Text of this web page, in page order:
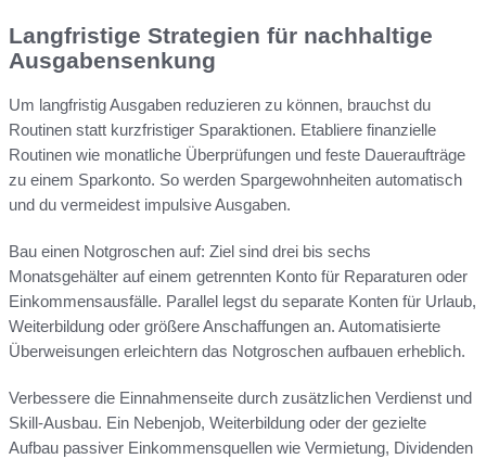
Langfristige Strategien für nachhaltige
Ausgabensenkung
Um langfristig Ausgaben reduzieren zu können, brauchst du
Routinen statt kurzfristiger Sparaktionen. Etabliere finanzielle
Routinen wie monatliche Überprüfungen und feste Daueraufträge
zu einem Sparkonto. So werden Spargewohnheiten automatisch
und du vermeidest impulsive Ausgaben.
Bau einen Notgroschen auf: Ziel sind drei bis sechs
Monatsgehälter auf einem getrennten Konto für Reparaturen oder
Einkommensausfälle. Parallel legst du separate Konten für Urlaub,
Weiterbildung oder größere Anschaffungen an. Automatisierte
Überweisungen erleichtern das Notgroschen aufbauen erheblich.
Verbessere die Einnahmenseite durch zusätzlichen Verdienst und
Skill-Ausbau. Ein Nebenjob, Weiterbildung oder der gezielte
Aufbau passiver Einkommensquellen wie Vermietung, Dividenden